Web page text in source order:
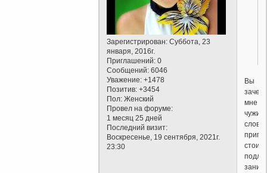
Зарегистрирован: Суббота, 23
января, 2016г.
Приглашений: 0
Сообщений: 6046
Уважение: +1478
Позитив: +3454
Пол: Женский
Провел на форуме:
1 месяц 25 дней
Последний визит:
Воскресенье, 19 сентября, 2021г.
23:30
Вы
зачем
мне
чужие
слова
стоит